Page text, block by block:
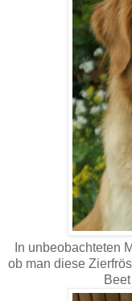
In unbeobachteten
ob man diese